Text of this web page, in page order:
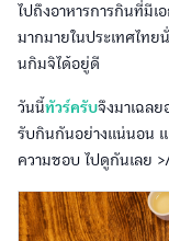
ไปถึงอาหารการกินที่มี
มากมายในประเทศไทย
นกิมจิได้อยู่ดี
วันนี้ทัวร์ครับจึงมาเฉลย
รับกินกันอย่างแน่นอน
ความชอบ ไปดูกันเลย